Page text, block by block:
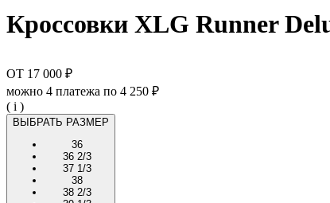
Кроссовки XLG Runner
ОТ 17 000 ₽
можно 4 платежа по 4 250 ₽
( i )
ВЫБРАТЬ РАЗМЕР
36
36 2/3
37 1/3
38
38 2/3